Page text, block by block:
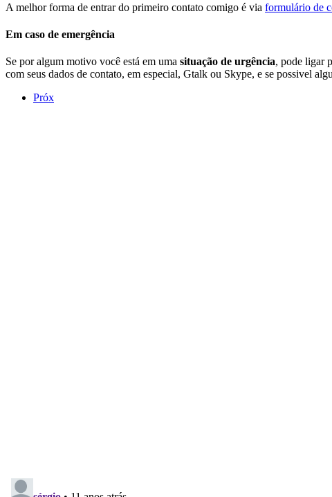
A melhor forma de entrar do primeiro contato comigo é via formulário de
Em caso de emergência
Se por algum motivo você está em uma situação de urgência, pode ligar
com seus dados de contato, em especial, Gtalk ou Skype, e se possivel
Próx